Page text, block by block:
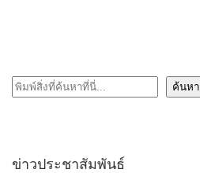
ค้นหา ค้นหา
ข่าวประชาสัมพันธ์